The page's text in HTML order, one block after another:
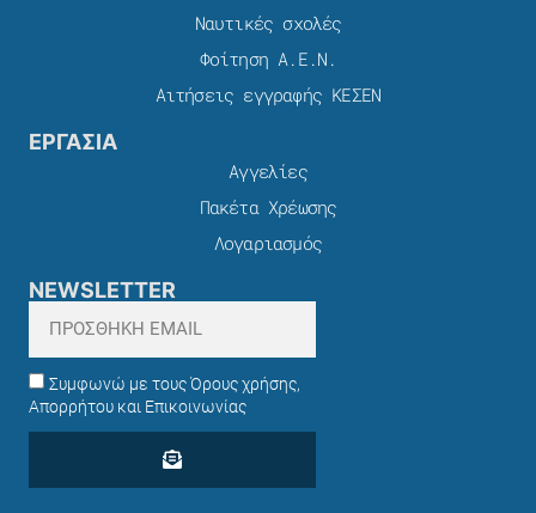
Ναυτικές σχολές
Φοίτηση Α.Ε.Ν.
Αιτήσεις εγγραφής ΚΕΣΕΝ
ΕΡΓΑΣΙΑ
Αγγελίες
Πακέτα Χρέωσης​
Λογαριασμός
NEWSLETTER
Συμφωνώ με τους Όρους χρήσης,
Απορρήτου και Επικοινωνίας